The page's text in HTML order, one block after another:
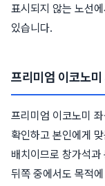
표시되지 않는 노선
있습니다.
프리미엄 이코노
프리미엄 이코노미
확인하고 본인에게
배치이므로 창가석
뒤쪽 중에서도 목적